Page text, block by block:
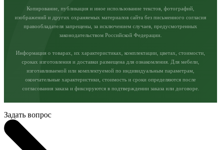
Копирование, публикация и иное использование текстов, фотографий,
изображений и других охраняемых материалов сайта без письменного согласия
правообладателя запрещены, за исключением случаев, предусмотренных
законодательством Российской Федерации.
Информация о товарах, их характеристиках, комплектации, цветах, стоимости,
сроках изготовления и доставки размещена для ознакомления. Для мебели,
изготавливаемой или комплектуемой по индивидуальным параметрам,
окончательные характеристики, стоимость и сроки определяются после
согласования заказа и фиксируются в подтверждении заказа или договоре.
Задать вопрос